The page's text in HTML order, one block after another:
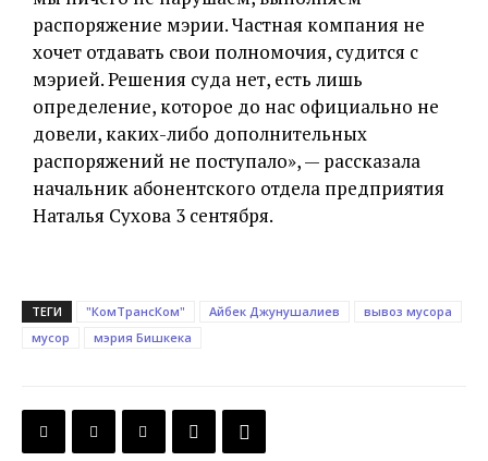
распоряжение мэрии. Частная компания не
хочет отдавать свои полномочия, судится с
мэрией. Решения суда нет, есть лишь
определение, которое до нас официально не
довели, каких-либо дополнительных
распоряжений не поступало», — рассказала
начальник абонентского отдела предприятия
Наталья Сухова 3 сентября.
ТЕГИ "КомТрансКом" Айбек Джунушалиев
вывоз мусора
мусор
мэрия Бишкека